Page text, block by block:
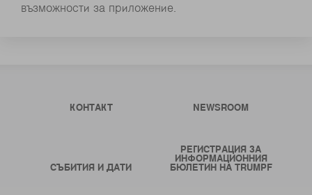
възможности за приложение.
КОНТАКТ NEWSROOM
СЪБИТИЯ И ДАТИ
РЕГИСТРАЦИЯ ЗА
ИНФОРМАЦИОННИЯ
БЮЛЕТИН НА TRUMPF